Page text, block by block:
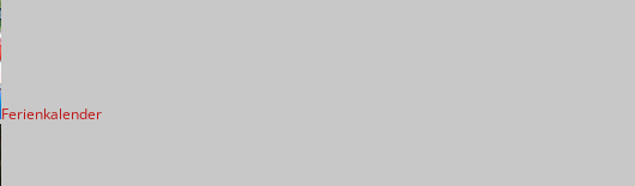
Ferienkalender